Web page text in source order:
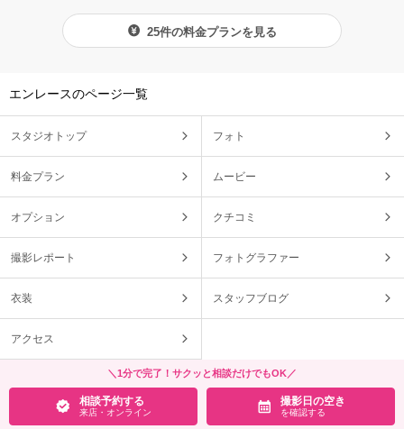
25件の料金プランを見る
エンレースのページ一覧
スタジオトップ フォト
料金プラン ムービー
オプション クチコミ
撮影レポート フォトグラファー
衣装 スタッフブログ
アクセス
＼1分で完了！サクッと相談だけでもOK／
相談予約する
来店・オンライン
撮影日の空き
を確認する